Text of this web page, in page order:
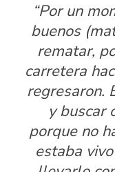
“Por un
buenos
rematar,
carretera
regresaron.
y buscar
porque no
estaba